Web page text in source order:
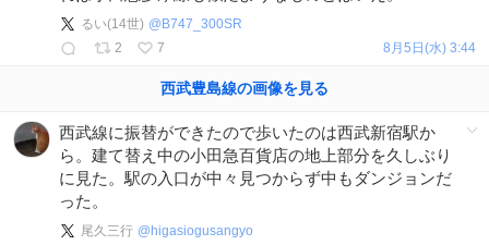
るい(14世) @ B747_300SR
2
7 8月5日(水) 3:44
西武豊島線の画像を見る
西武線に振替ができたので歩いたのは西武新宿駅か
ら。建て替え中の小田急百貨店の地上部分を久しぶり
に見た。駅の入口が中々見つからず中もダンジョンだ
った。
尾久三行 @ higasiogusangyo